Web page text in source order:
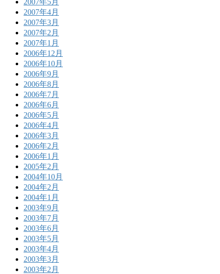
2007年5月
2007年4月
2007年3月
2007年2月
2007年1月
2006年12月
2006年10月
2006年9月
2006年8月
2006年7月
2006年6月
2006年5月
2006年4月
2006年3月
2006年2月
2006年1月
2005年2月
2004年10月
2004年2月
2004年1月
2003年9月
2003年7月
2003年6月
2003年5月
2003年4月
2003年3月
2003年2月